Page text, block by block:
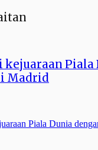
kejuaraan Piala
Madrid